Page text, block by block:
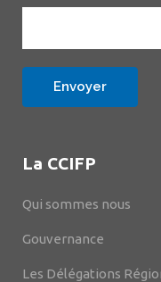
La CCIFP
Qui sommes nous
Gouvernance
Les Délégations